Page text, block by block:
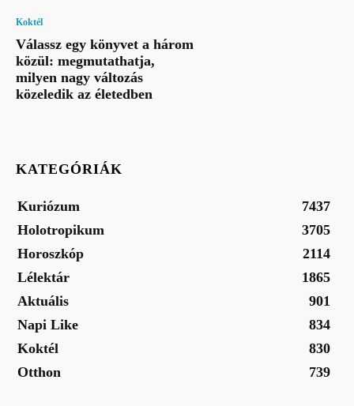
Koktél
Válassz egy könyvet a három
közül: megmutathatja,
milyen nagy változás
közeledik az életedben
KATEGÓRIÁK
Kuriózum
7437
Holotropikum
3705
Horoszkóp
2114
Lélektár
1865
Aktuális
901
Napi Like
834
Koktél
830
Otthon
739